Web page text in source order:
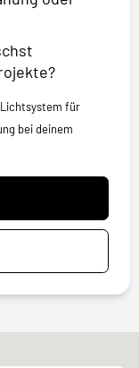
für
bei deinem